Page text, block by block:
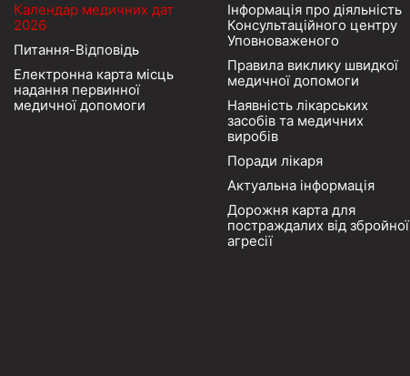
Календар медичних дат
2026
Питання-Відповідь
Електронна карта місць
надання первинної
медичної допомоги
Інформація про діяльність
Консультаційного центру
Уповноваженого
Правила виклику швидкої
медичної допомоги
Наявність лікарських
засобів та медичних
виробів
Поради лікаря
Актуальна інформація
Дорожня карта для
постраждалих від збройної
агресії